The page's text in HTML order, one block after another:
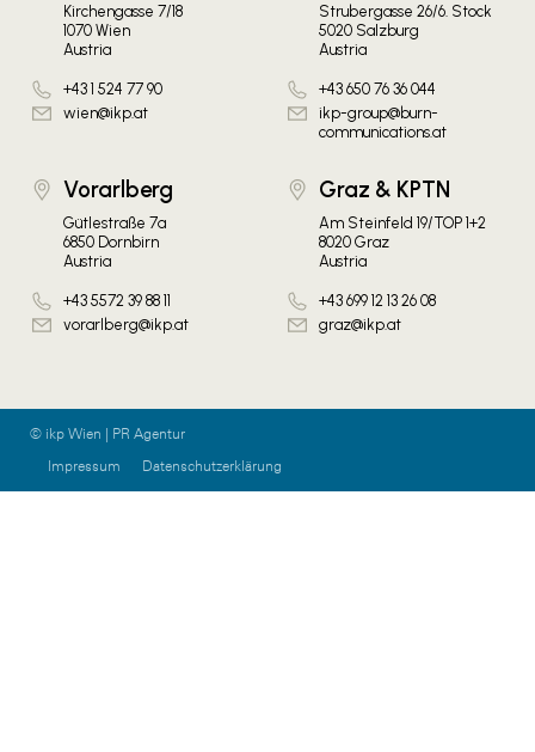
Kirchengasse 7/18
1070 Wien
Austria
+43 1 524 77 90
wien@ikp.at
Strubergasse 26/6. Stock
5020 Salzburg
Austria
+43 650 76 36 044
ikp-group@burn-
communications.at
Vorarlberg
Gütlestraße 7a
6850 Dornbirn
Austria
+43 5572 39 88 11
vorarlberg@ikp.at
Graz & KPTN
Am Steinfeld 19/TOP 1+2
8020 Graz
Austria
+43 699 12 13 26 08
graz@ikp.at
© ikp Wien | PR Agentur
Impressum
Datenschutzerklärung